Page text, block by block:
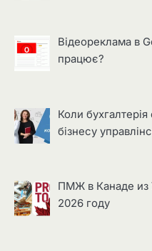
Відеореклама в
працює?
Коли
бізнесу
ПМЖ в Канаде из
2026 году